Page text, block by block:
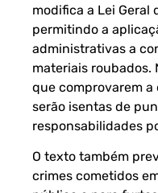
modifica a Lei Geral
permitindo a
administrativas a
materiais roubados.
que comprovarem
serão isentas de
responsabilidades
O texto também
crimes cometidos